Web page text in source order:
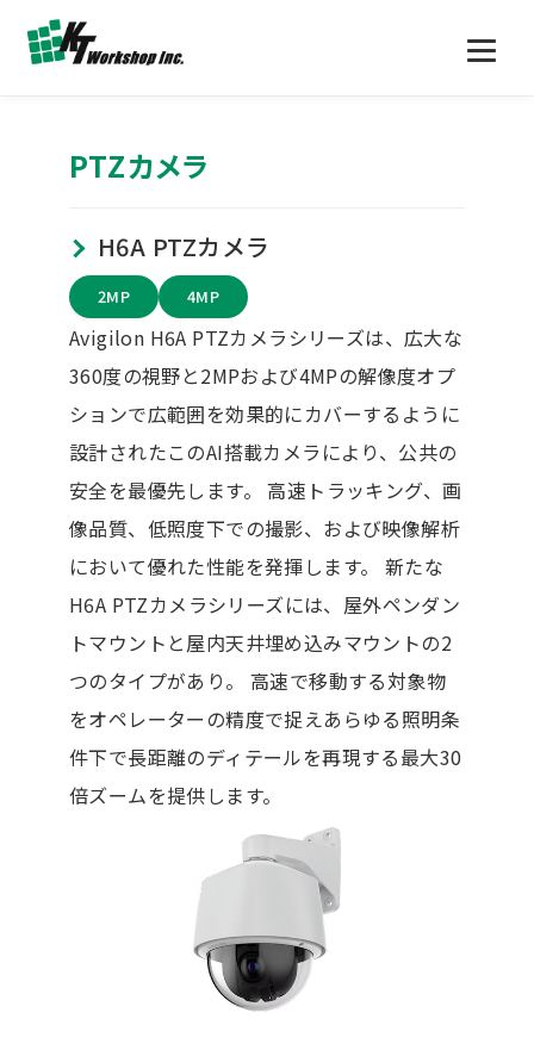
PTZカメラ
H6A PTZカメラ
2MP 4MP
Avigilon H6A PTZカメラシリーズは、広大な
360度の視野と2MPおよび4MPの解像度オプ
ションで広範囲を効果的にカバーするように
設計されたこのAI搭載カメラにより、公共の
安全を最優先します。 高速トラッキング、画
像品質、低照度下での撮影、および映像解析
において優れた性能を発揮します。 新たな
H6A PTZカメラシリーズには、屋外ペンダン
トマウントと屋内天井埋め込みマウントの2
つのタイプがあり。 高速で移動する対象物
をオペレーターの精度で捉えあらゆる照明条
件下で長距離のディテールを再現する最大30
倍ズームを提供します。